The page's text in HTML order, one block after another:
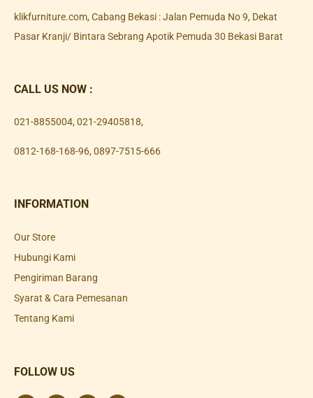
klikfurniture.com, Cabang Bekasi : Jalan Pemuda No 9, Dekat
Pasar Kranji/ Bintara Sebrang Apotik Pemuda 30 Bekasi Barat
CALL US NOW :
021-8855004, 021-29405818,
0812-168-168-96, 0897-7515-666
INFORMATION
Our Store
Hubungi Kami
Pengiriman Barang
Syarat & Cara Pemesanan
Tentang Kami
FOLLOW US